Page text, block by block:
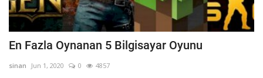
En Fazla Oynanan 5 Bilgisayar Oyunu
sinan Jun 1, 2020 0 4857